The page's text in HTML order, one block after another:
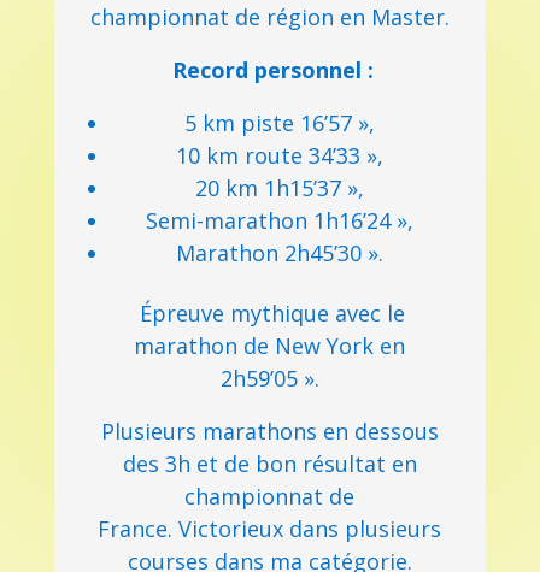
championnat de région en Master.
Record personnel :
5 km piste 16’57 »,
10 km route 34’33 »,
20 km 1h15’37 »,
Semi-marathon 1h16’24 »,
Marathon 2h45’30 ».
Épreuve mythique avec le
marathon de New York en
2h59’05 ».
Plusieurs marathons en dessous
des 3h et de bon résultat en
championnat de
France. Victorieux dans plusieurs
courses dans ma catégorie.